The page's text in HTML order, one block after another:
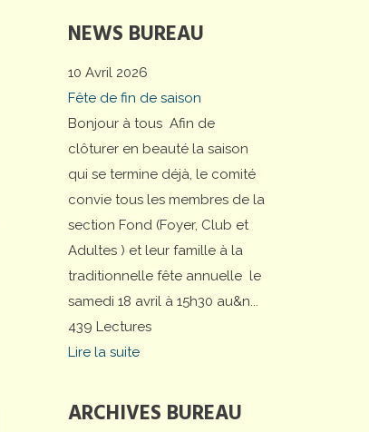
NEWS BUREAU
10 Avril 2026
Fête de fin de saison
Bonjour à tous Afin de
clôturer en beauté la saison
qui se termine déjà, le comité
convie tous les membres de la
section Fond (Foyer, Club et
Adultes ) et leur famille à la
traditionnelle fête annuelle le
samedi 18 avril à 15h30 au&n...
439 Lectures
Lire la suite
ARCHIVES BUREAU